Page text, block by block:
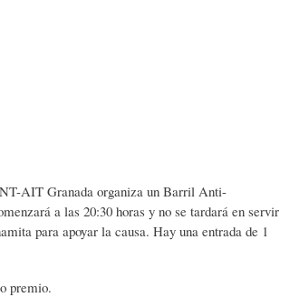
AIT Granada organiza un Barril Anti-
a las 20:30 horas y no se tardará en servir
para apoyar la causa. Hay una entrada de 1
premio.